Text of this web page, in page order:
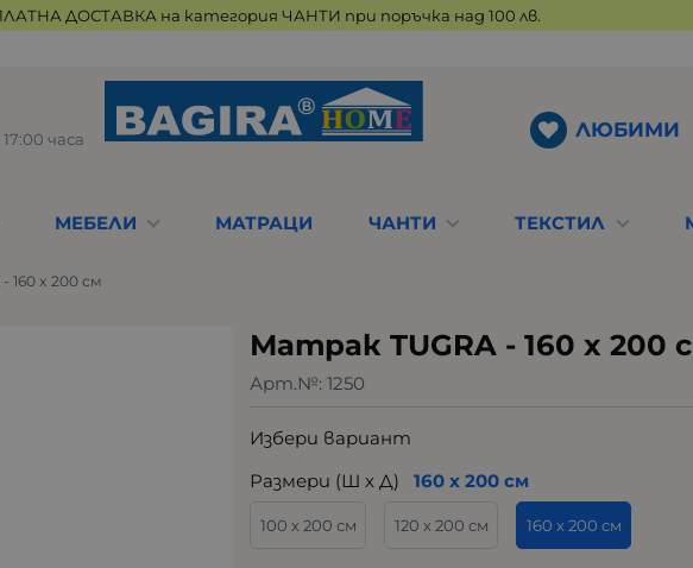
ДОСТАВКА на категория ЧАНТИ при поръчка над 100 лв.
часа ЛЮБИМИ
МЕБЕЛИ МАТРАЦИ ЧАНТИ ТЕКСТИЛ
160 x 200 см
Матрак TUGRA - 160 x 200
Арт.№: 1250
Избери вариант
Размери (Ш х Д)
160 х 200 см
100 х 200 см 120 х 200 см 160 х 200 см